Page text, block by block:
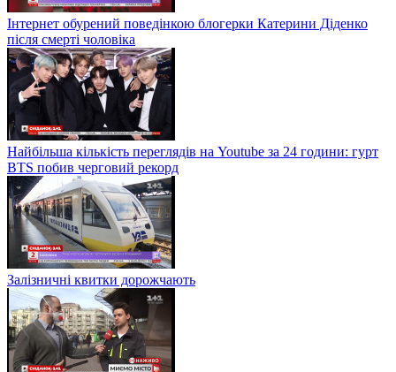
Інтернет обурений поведінкою блогерки Катерини Діденко
після смерті чоловіка
Найбільша кількість переглядів на Youtube за 24 години: гурт
BTS побив черговий рекорд
Залізничні квитки дорожчають